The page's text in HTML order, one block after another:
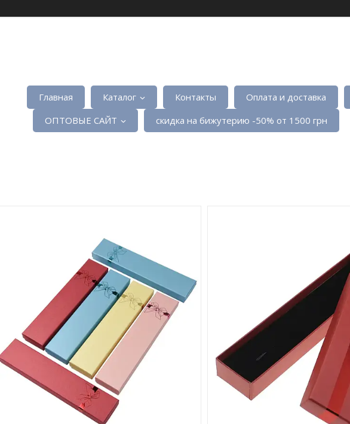
Главная Каталог Контакты Оплата и доставка
ОПТОВЫЕ САЙТ
скидка на бижутерию -50% от 1500 грн